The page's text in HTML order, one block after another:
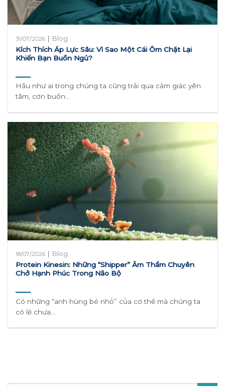
31/07/2026 | Blog
Kích Thích Áp Lực Sâu: Vì Sao Một Cái Ôm Chặt Lại
Khiến Bạn Buồn Ngủ?
Hầu như ai trong chúng ta cũng trải qua cảm giác yên
tâm, cơn buồn...
18/07/2026 | Blog
Protein Kinesin: Những “Shipper” Âm Thầm Chuyên
Chở Hạnh Phúc Trong Não Bộ
Có những “anh hùng bé nhỏ” của cơ thể mà chúng ta
có lẽ chưa...